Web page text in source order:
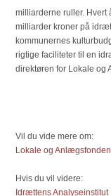
milliarderne ruller. Hvert
milliarder kroner på
kommunernes
rigtige faciliteter til en
direktøren for Lokale og
Vil du vide mere om:
Lokale og Anlægsfonden
Hvis du vil videre:
Idrættens Analyseinstitut